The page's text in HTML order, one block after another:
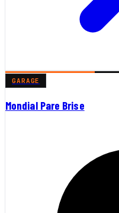
GARAGE
Mondial Pare Brise